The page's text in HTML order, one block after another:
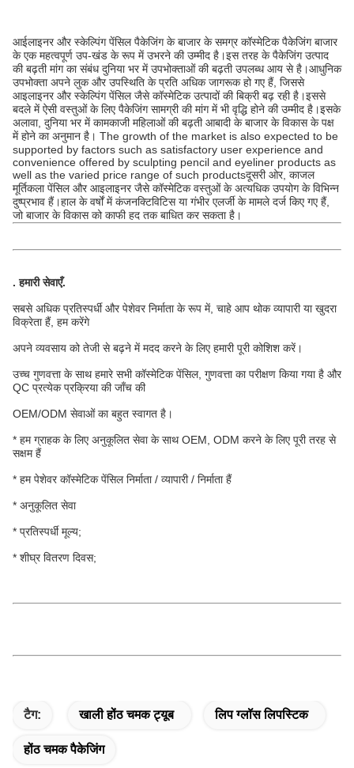
आईलाइनर और स्केल्पिंग पेंसिल पैकेजिंग के बाजार के समग्र कॉस्मेटिक पैकेजिंग बाजार
के एक महत्वपूर्ण उप-खंड के रूप में उभरने की उम्मीद है।इस तरह के पैकेजिंग उत्पाद
की बढ़ती मांग का संबंध दुनिया भर में उपभोक्ताओं की बढ़ती उपलब्ध आय से है।आधुनिक
उपभोक्ता अपने लुक और उपस्थिति के प्रति अधिक जागरूक हो गए हैं, जिससे
आइलाइनर और स्केल्पिंग पेंसिल जैसे कॉस्मेटिक उत्पादों की बिक्री बढ़ रही है।इससे
बदले में ऐसी वस्तुओं के लिए पैकेजिंग सामग्री की मांग में भी वृद्धि होने की उम्मीद है।इसके
अलावा, दुनिया भर में कामकाजी महिलाओं की बढ़ती आबादी के बाजार के विकास के पक्ष
में होने का अनुमान है। The growth of the market is also expected to be
supported by factors such as satisfactory user experience and
convenience offered by sculpting pencil and eyeliner products as
well as the varied price range of such productsदूसरी ओर, काजल
मूर्तिकला पेंसिल और आइलाइनर जैसे कॉस्मेटिक वस्तुओं के अत्यधिक उपयोग के विभिन्न
दुष्प्रभाव हैं।हाल के वर्षों में कंजनक्टिविटिस या गंभीर एलर्जी के मामले दर्ज किए गए हैं,
जो बाजार के विकास को काफी हद तक बाधित कर सकता है।
. हमारी सेवाएँ.
सबसे अधिक प्रतिस्पर्धी और पेशेवर निर्माता के रूप में, चाहे आप थोक व्यापारी या खुदरा
विक्रेता हैं, हम करेंगे
अपने व्यवसाय को तेजी से बढ़ने में मदद करने के लिए हमारी पूरी कोशिश करें।
उच्च गुणवत्ता के साथ हमारे सभी कॉस्मेटिक पेंसिल, गुणवत्ता का परीक्षण किया गया है और
QC प्रत्येक प्रक्रिया की जाँच की
OEM/ODM सेवाओं का बहुत स्वागत है।
* हम ग्राहक के लिए अनुकूलित सेवा के साथ OEM, ODM करने के लिए पूरी तरह से
सक्षम हैं
* हम पेशेवर कॉस्मेटिक पेंसिल निर्माता / व्यापारी / निर्माता हैं
* अनुकूलित सेवा
* प्रतिस्पर्धी मूल्य;
* शीघ्र वितरण दिवस;
टैग: खाली होंठ चमक ट्यूब लिप ग्लॉस लिपस्टिक
होंठ चमक पैकेजिंग